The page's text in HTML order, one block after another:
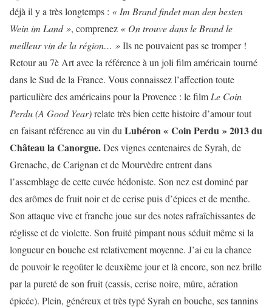
déjà il y a très longtemps : « Im Brand findet man den besten
Wein im Land », comprenez « On trouve dans le Brand le
meilleur vin de la région… »Ils ne pouvaient pas se tromper !
Retour au 7è Art avec la référence à un joli film américain tourné
dans le Sud de la France. Vous connaissez l’affection toute
particulière des américains pour la Provence : le film Le Coin
Perdu (A Good Year)relate très bien cette histoire d’amour tout
en faisant référence au vin du Lubéron « Coin Perdu » 2013 du
Château la Canorgue.Des vignes centenaires de Syrah, de
Grenache, de Carignan et de Mourvèdre entrent dans
l’assemblage de cette cuvée hédoniste. Son nez est dominé par
des arômes de fruit noir et de cerise puis d’épices et de menthe.
Son attaque vive et franche joue sur des notes rafraîchissantes de
réglisse et de violette. Son fruité pimpant nous séduit même si la
longueur en bouche est relativement moyenne. J’ai eu la chance
de pouvoir le regoûter le deuxième jour et là encore, son nez brille
par la pureté de son fruit (cassis, cerise noire, mûre, aération
épicée). Plein, généreux et très typé Syrah en bouche, ses tannins